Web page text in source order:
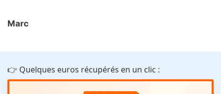
Marc
👉 Quelques euros récupérés en un clic :